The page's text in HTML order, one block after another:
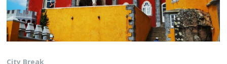
City Break